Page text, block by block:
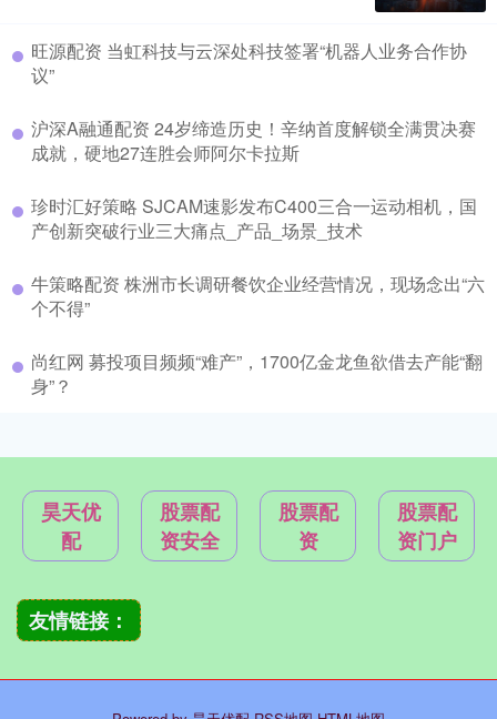
旺源配资 当虹科技与云深处科技签署“机器人业务合作协
议”
沪深A融通配资 24岁缔造历史！辛纳首度解锁全满贯决赛
成就，硬地27连胜会师阿尔卡拉斯
珍时汇好策略 SJCAM速影发布C400三合一运动相机，国
产创新突破行业三大痛点_产品_场景_技术
牛策略配资 株洲市长调研餐饮企业经营情况，现场念出“六
个不得”
尚红网 募投项目频频“难产”，1700亿金龙鱼欲借去产能“翻
身”？
昊天优
配
股票配
资安全
股票配
资
股票配
资门户
友情链接：